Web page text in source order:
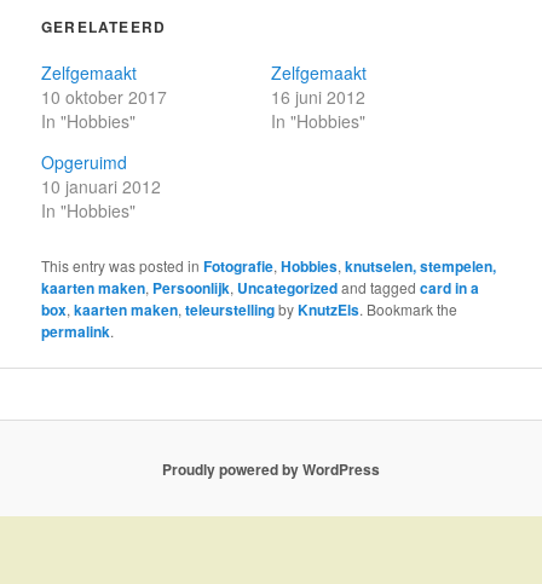
GERELATEERD
Zelfgemaakt
10 oktober 2017
In "Hobbies"
Zelfgemaakt
16 juni 2012
In "Hobbies"
Opgeruimd
10 januari 2012
In "Hobbies"
This entry was posted inFotografie,Hobbies,knutselen, stempelen,
kaarten maken, Persoonlijk, Uncategorizedand taggedcard in a
box,kaarten maken,teleurstellingbyKnutzEls. Bookmark the
permalink.
Proudly powered by WordPress